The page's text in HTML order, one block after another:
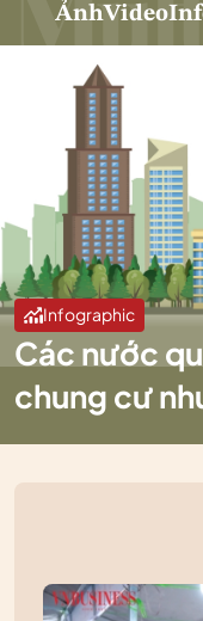
ẢnhVideo
Infographic
Các nước
chung cư